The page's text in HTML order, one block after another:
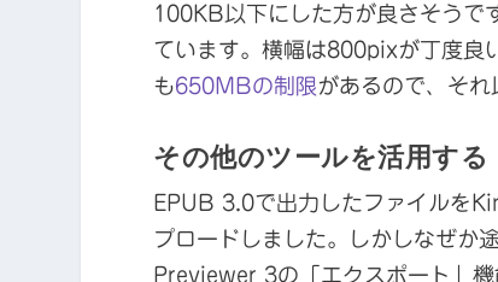
100KB以下にした方が良さそうで
ています。横幅は800pixが丁度良
も650MBの制限があるので、それ
その他のツールを活用する
EPUB 3.0で出力したファイルを
プロードしました。しかしなぜか
Previewer 3の「エクスポート」